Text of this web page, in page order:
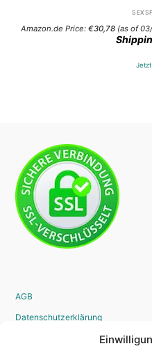
Amazon.de Price: €30,78(as of 03/
AGB
Datenschutzerklärung